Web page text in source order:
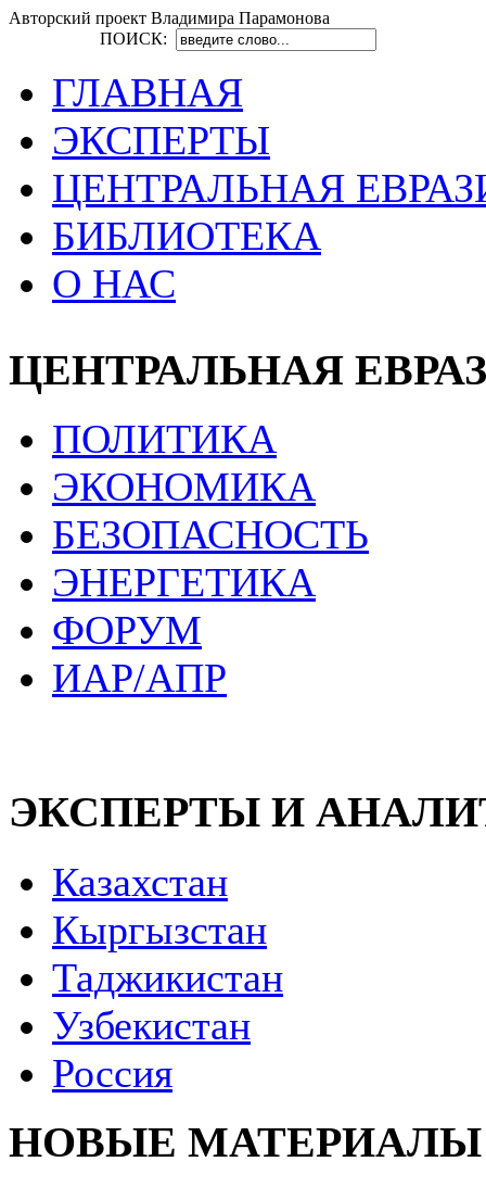
Авторский проект Владимира Парамонова
ПОИСК:
ГЛАВНАЯ
ЭКСПЕРТЫ
ЦЕНТРАЛЬНАЯ
БИБЛИОТЕКА
О НАС
ЦЕНТРАЛЬНАЯ
ПОЛИТИКА
ЭКОНОМИКА
БЕЗОПАСНОСТЬ
ЭНЕРГЕТИКА
ФОРУМ
ИАР/АПР
ЭКСПЕРТЫ И
Казахстан
Кыргызстан
Таджикистан
Узбекистан
Россия
НОВЫЕ МАТЕРИАЛЫ